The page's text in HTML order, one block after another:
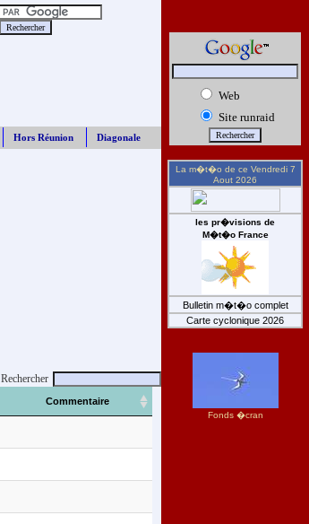
Hors Réunion Diagonale
Rechercher
Commentaire
Web
Site runraid
La m�t�o de ce Vendredi 7
Aout 2026
les pr�visions de
M�t�o France
Bulletin m�t�o complet
Carte cyclonique 2026
Fonds �cran